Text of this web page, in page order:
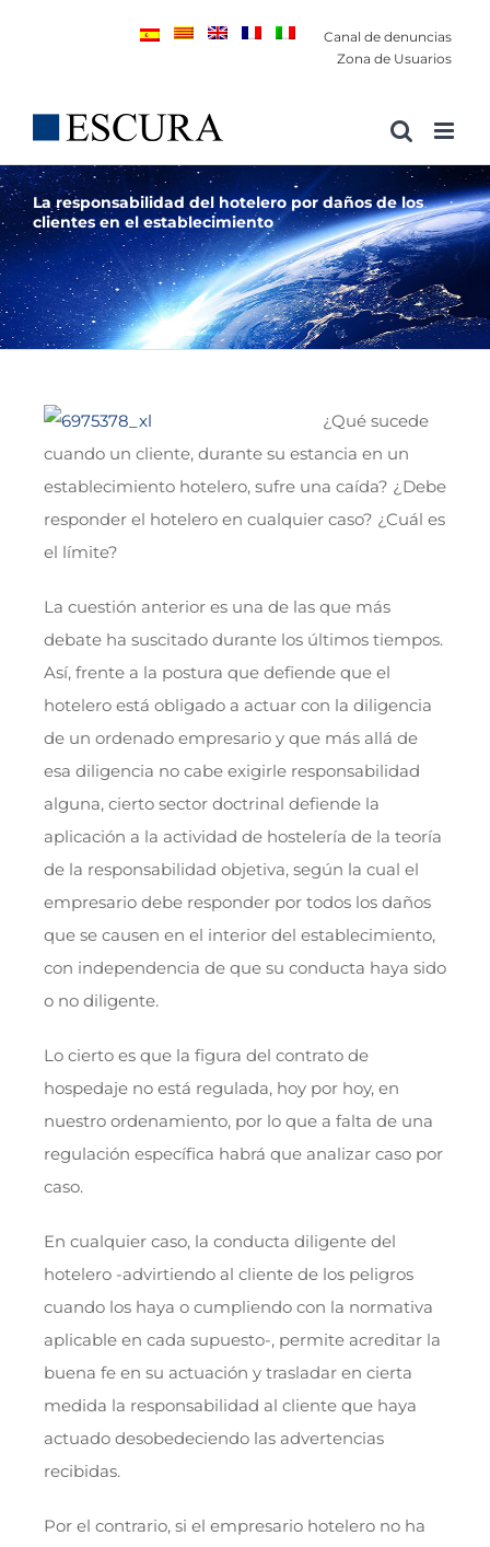
Canal de denuncias
Zona de Usuarios
La responsabilidad del hotelero por daños de los
clientes en el establecimiento
¿Qué sucede
cuando un cliente, durante su estancia en un
establecimiento hotelero, sufre una caída? ¿Debe
responder el hotelero en cualquier caso? ¿Cuál es
el límite?
La cuestión anterior es una de las que más
debate ha suscitado durante los últimos tiempos.
Así, frente a la postura que defiende que el
hotelero está obligado a actuar con la diligencia
de un ordenado empresario y que más allá de
esa diligencia no cabe exigirle responsabilidad
alguna, cierto sector doctrinal defiende la
aplicación a la actividad de hostelería de la teoría
de la responsabilidad objetiva, según la cual el
empresario debe responder por todos los daños
que se causen en el interior del establecimiento,
con independencia de que su conducta haya sido
o no diligente.
Lo cierto es que la figura del contrato de
hospedaje no está regulada, hoy por hoy, en
nuestro ordenamiento, por lo que a falta de una
regulación específica habrá que analizar caso por
caso.
En cualquier caso, la conducta diligente del
hotelero -advirtiendo al cliente de los peligros
cuando los haya o cumpliendo con la normativa
aplicable en cada supuesto-, permite acreditar la
buena fe en su actuación y trasladar en cierta
medida la responsabilidad al cliente que haya
actuado desobedeciendo las advertencias
recibidas.
Por el contrario, si el empresario hotelero no ha